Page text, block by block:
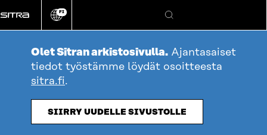
suoraan
sisältöön
Vaihda
kieli
FI
Hae
Olet Sitran arkistosivulla. Ajantasaiset
tiedot työstämme löydät osoitteesta
sitra.fi.
SIIRRY UUDELLE SIVUSTOLLE